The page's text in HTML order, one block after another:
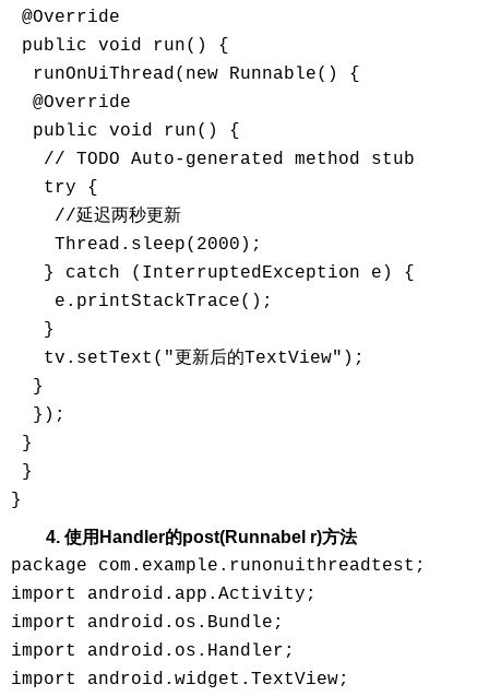
@Override
public void run() {
  runOnUiThread(new Runnable() {
  @Override
  public void run() {
   // TODO Auto-generated method stub
   try {
    //延迟两秒更新
    Thread.sleep(2000);
   } catch (InterruptedException e) {
    e.printStackTrace();
   }
   tv.setText("更新后的TextView");
  }
  });
}
}
4. 使用Handler的post(Runnabel r)方法
package com.example.runonuithreadtest;
import android.app.Activity;
import android.os.Bundle;
import android.os.Handler;
import android.widget.TextView;